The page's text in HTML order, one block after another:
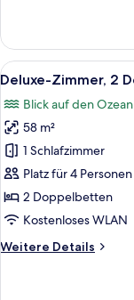
Suite,
Schlafzimmer,
(Master
,Club)
Alle
Fotos
für
Deluxe-
Zimmer,
2 Doppelbetten,
Meerblick
anzeigen
7
Deluxe-Zimmer, 2
Blick auf den Ozean
58 m²
1 Schlafzimmer
Platz für 4 Personen
2 Doppelbetten
Kostenloses WLAN
Weitere Details
Weitere